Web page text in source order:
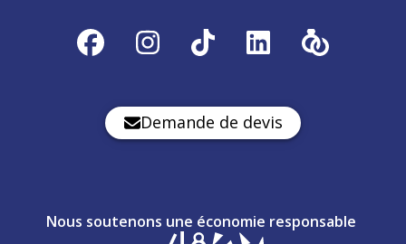
Demande de devis
Nous soutenons une économie responsable